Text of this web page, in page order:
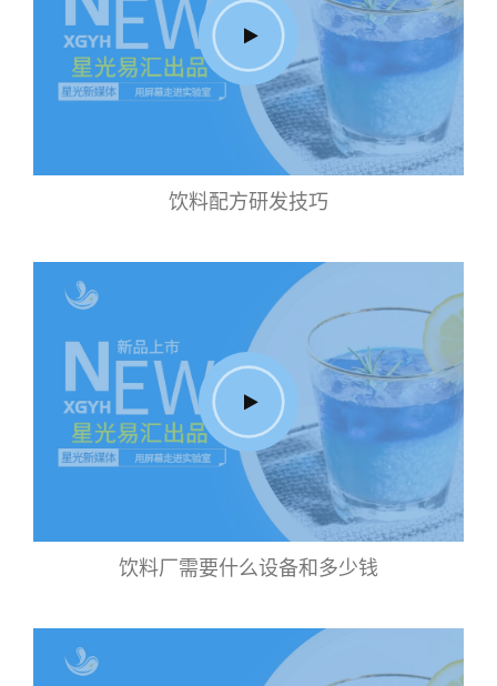
饮料配方研发技巧
饮料厂需要什么设备和多少钱